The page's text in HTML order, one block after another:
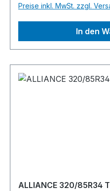
Preise inkl. MwSt. zzgl.
In den
ALLIANCE 320/85R34